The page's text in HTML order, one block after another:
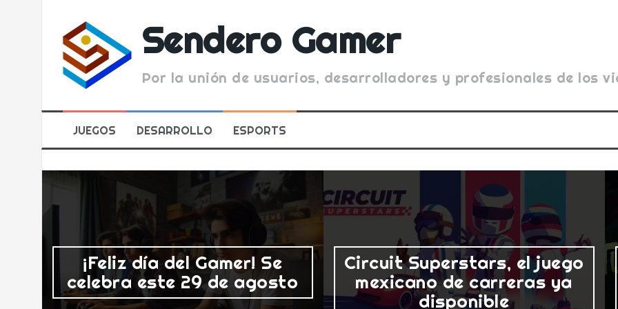
Sendero Gamer
Por la unión de usuarios, desarrolladores y profesionales de los
JUEGOS DESARROLLO ESPORTS
¡Feliz día del Gamer! Se
celebra este 29 de agosto
Circuit Superstars, el juego
mexicano de carreras ya
disponible